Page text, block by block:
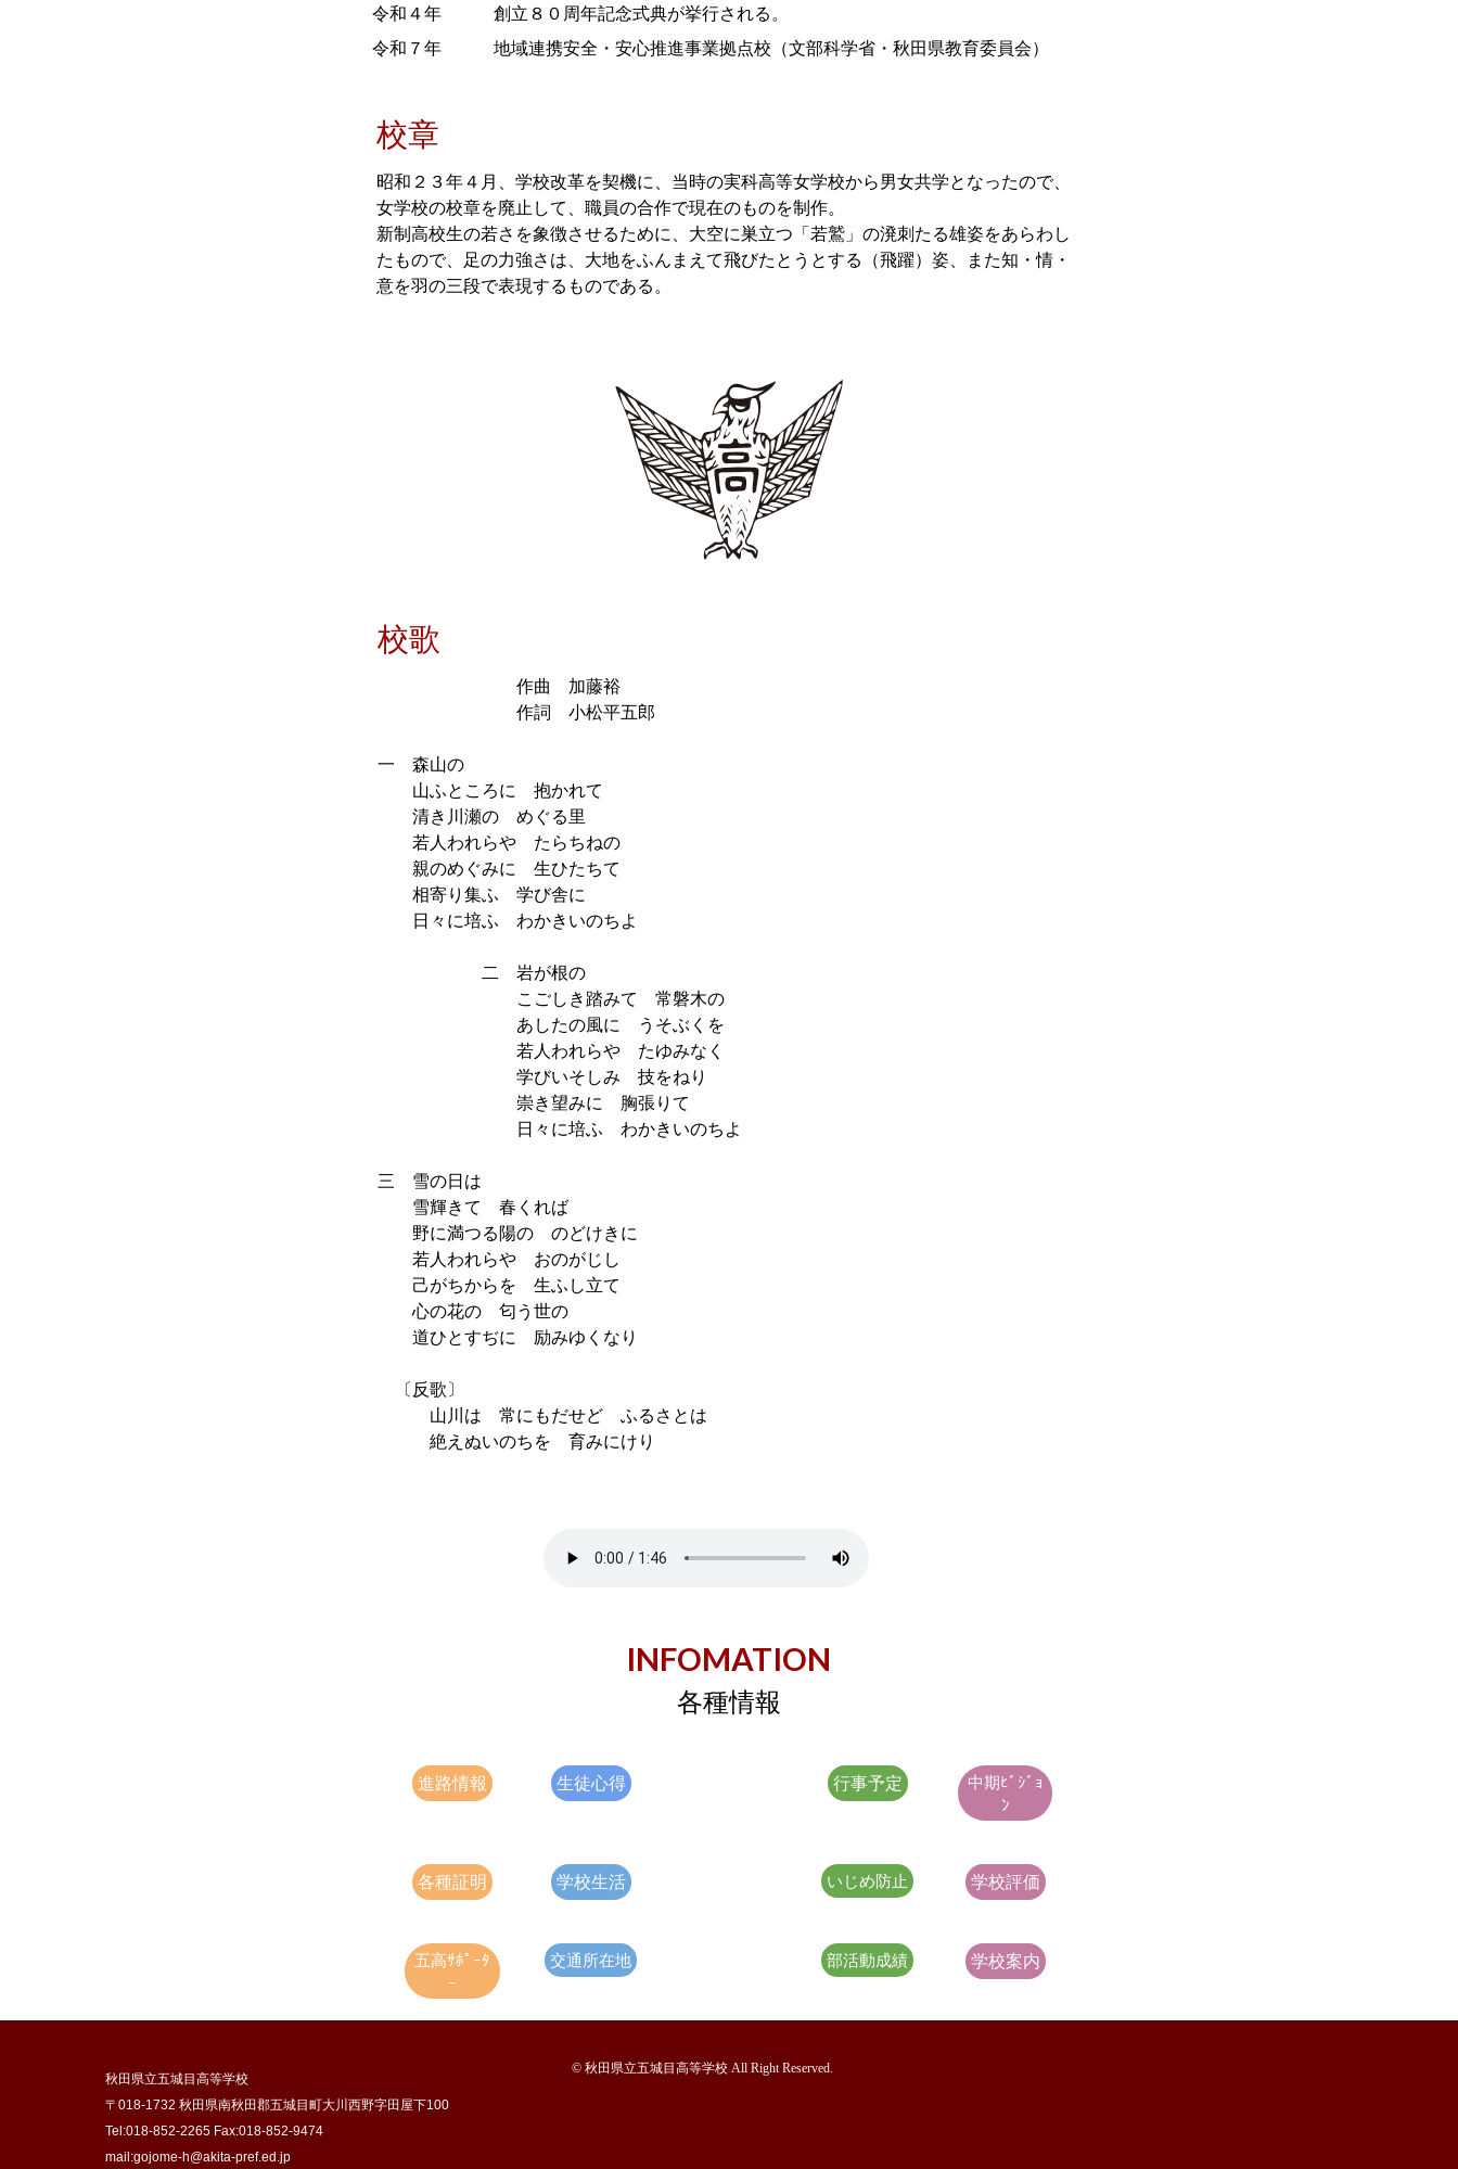
令和４年
令和７年
創立８０周年記念式典が挙行される。
地域連携安全・安心推進事業拠点校（文部科学省・秋田県教育委員会）
校章
昭和２３年４月、学校改革を契機に、当時の実科高等女学校から男女共学となったので、
女学校の校章を廃止して、職員の合作で現在のものを制作。
新制高校生の若さを象徴させるために、大空に巣立つ「若鷲」の溌刺たる雄姿をあらわし
たもので、足の力強さは、大地をふんまえて飛びたとうとする（飛躍）姿、また知・情・
意を羽の三段で表現するものである。
校歌
作曲 加藤裕
作詞 小松平五郎
一 森山の
山ふところに 抱かれて
清き川瀬の めぐる里
若人われらや たらちねの
親のめぐみに 生ひたちて
相寄り集ふ 学び舎に
日々に培ふ わかきいのちよ
二 岩が根の
こごしき踏みて 常磐木の
あしたの風に うそぶくを
若人われらや たゆみなく
学びいそしみ 技をねり
崇き望みに 胸張りて
日々に培ふ わかきいのちよ
三 雪の日は
雪輝きて 春くれば
野に満つる陽の のどけきに
若人われらや おのがじし
己がちからを 生ふし立て
心の花の 匂う世の
道ひとすぢに 励みゆくなり
〔反歌〕
山川は 常にもだせど ふるさとは
絶えぬいのちを 育みにけり
INFOMATION
各種情報
進路情報 生徒心得
学校生活
各種証明
行事予定
中期ﾋﾞｼﾞｮ
ﾝ
学校評価
いじめ防止
部活動成績
交通所在地
五高ｻﾎﾟｰﾀ
ｰ
学校案内
© 秋田県立五城目高等学校 All Right Reserved.
秋田県立五城目高等学校
〒018-1732 秋田県南秋田郡五城目町大川西野字田屋下100
Tel:018-852-2265 Fax:018-852-9474
mail:gojome-h@akita-pref.ed.jp